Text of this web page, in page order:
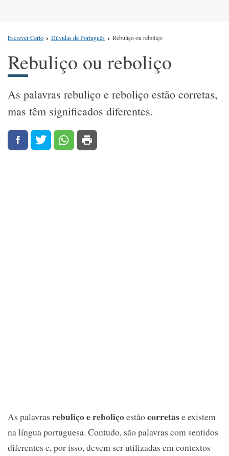
Escrever Certo Dúvidas de Português Rebuliço ou reboliço
Rebuliço ou reboliço
As palavras rebuliço e reboliço estão corretas,
mas têm significados diferentes.
As palavras rebuliço e reboliçoestãocorretase existem
na língua portuguesa. Contudo, são palavras com sentidos
diferentes e, por isso, devem ser utilizadas em contextos